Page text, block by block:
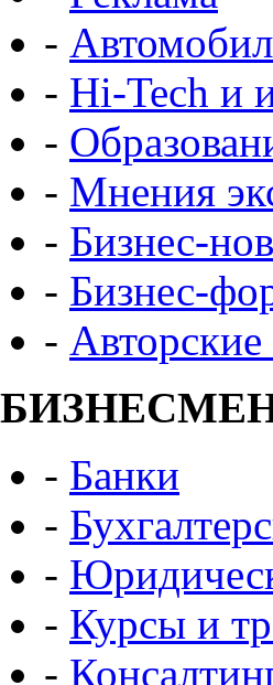
-
- Hi-Tech и
-
- Мнения
- Бизнес-
- Бизнес-
-
- Банки
-
-
- Курсы и
-